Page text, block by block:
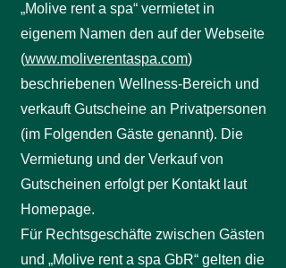
„Molive rent a spa“ vermietet in
eigenem Namen den auf der Webseite
(www.moliverentaspa.com)
beschriebenen Wellness-Bereich und
verkauft Gutscheine an Privatpersonen
(im Folgenden Gäste genannt). Die
Vermietung und der Verkauf von
Gutscheinen erfolgt per Kontakt laut
Homepage.
Für Rechtsgeschäfte zwischen Gästen
und „Molive rent a spa GbR“ gelten die